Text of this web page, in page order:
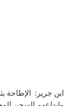
ابن جرير: الإطاحة